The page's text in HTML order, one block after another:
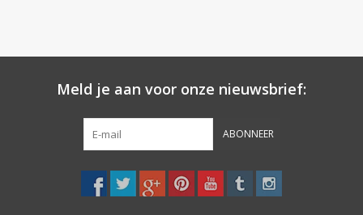
Meld je aan voor onze nieuwsbrief:
ABONNEER